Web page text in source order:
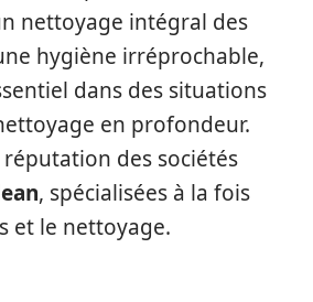
nettoyage intégral des
hygiène irréprochable,
dans des situations
en profondeur.
des sociétés
, spécialisées à la fois
et le nettoyage.